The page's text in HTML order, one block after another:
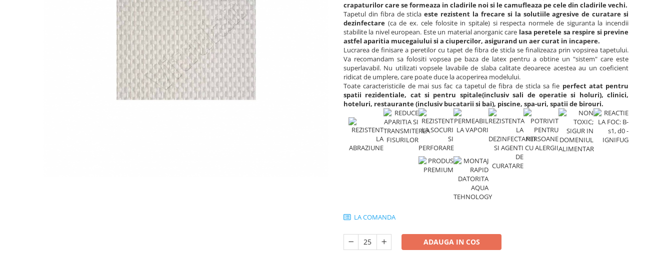
crapaturilor care se formeaza in cladirile noi si le camufleaza pe cele din cladirile vechi.
Tapetul din fibra de sticla este rezistent la frecare si la solutiile agresive de curatare si
dezinfectare (ca de ex. cele folosite in spitale) si respecta normele de siguranta la incendii
stabilite la nivel european. Este un material anorganic care lasa peretele sa respire si previne
astfel aparitia mucegaiului si a ciupercilor, asigurand un aer curat in incapere.
Lucrarea de finisare a peretilor cu tapet de fibra de sticla se finalizeaza prin vopsirea tapetului.
Va recomandam sa folositi vopsea pe baza de latex pentru a obtine un "sistem" care este
superlavabil. Nu utilizati vopsele lavabile de slaba calitate deoarece acestea au un coeficient
ridicat de umplere, care poate duce la acoperirea modelului.
Toate caracteristicile de mai sus fac ca tapetul de fibra de sticla sa fie perfect atat pentru
spatii rezidentiale, cat si pentru spitale(inclusiv sali de operatie si holuri), clinici,
hoteluri, restaurante (inclusiv bucatarii si bai), piscine, spa-uri, spatii de birouri.
LA COMANDA
ADAUGA IN COS